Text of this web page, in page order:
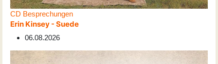
CD Besprechungen
Erin Kinsey - Suede
06.08.2026